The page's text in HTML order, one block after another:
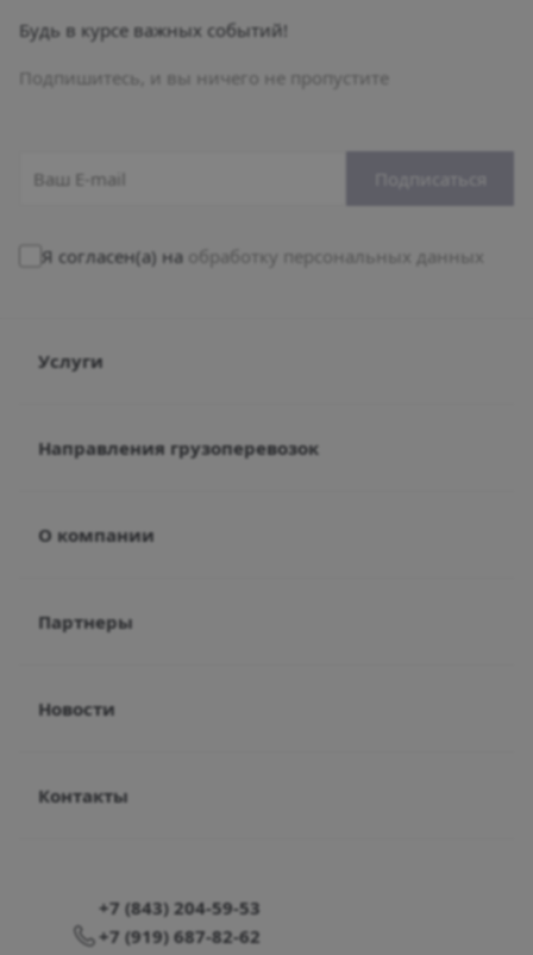
Будь в курсе важных событий!
Подпишитесь, и вы ничего не пропустите
Я согласен(а) на обработку персональных данных
Услуги
Направления грузоперевозок
О компании
Партнеры
Новости
Контакты
+7 (843) 204-59-53
+7 (919) 687-82-62